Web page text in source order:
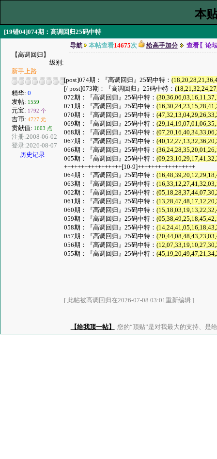
本
[19错04]074期：高调回归25码中特
【高调回归】
级别:
新手上路
精华: 0
发帖: 1559
元宝: 1792 个
吉币: 4727 元
贡献值: 1603 点
注册:2008-06-02
登录:2026-08-07
历史记录
导航 本帖查看14675次 给高手加分 查看〖论
[post]074期：『高调回归』25码中特：
[/ post]073期：『高调回归』25码中特：
072期：『高调回归』25码中特：
071期：『高调回归』25码中特：
070期：『高调回归』25码中特：
069期：『高调回归』25码中特：
068期：『高调回归』25码中特：
067期：『高调回归』25码中特：
066期：『高调回归』25码中特：
065期：『高调回归』25码中特：
+++++++++++++++++[10-9]+++++++++++++++++
064期：『高调回归』25码中特：
063期：『高调回归』25码中特：
062期：『高调回归』25码中特：
061期：『高调回归』25码中特：
060期：『高调回归』25码中特：
059期：『高调回归』25码中特：
058期：『高调回归』25码中特：
057期：『高调回归』25码中特：
056期：『高调回归』25码中特：
055期：『高调回归』25码中特：
[ 此帖被高调回归在2026-07-08 03:01重新编辑 ]
【给我顶一帖】 您的“顶贴”是对我最大的支持、是